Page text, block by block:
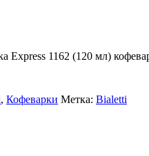
Express 1162 (120 мл)
, Кофеварки Метка: Bialetti